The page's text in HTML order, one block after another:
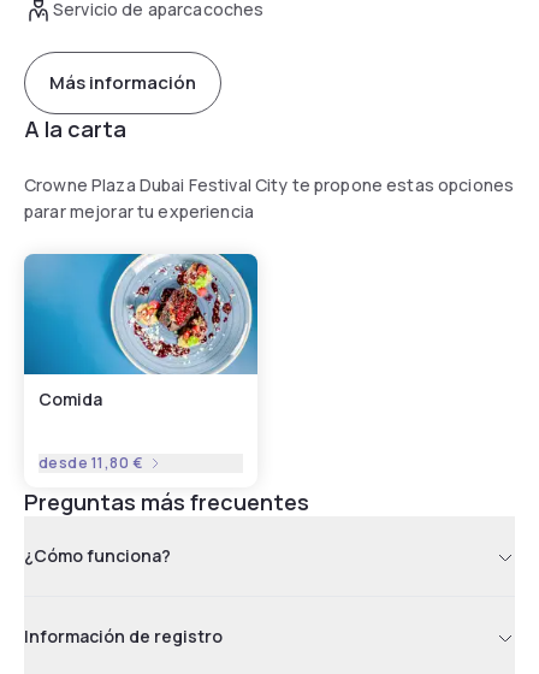
Servicio de aparcacoches
Más información
A la carta
Crowne Plaza Dubai Festival City te propone estas opciones
parar mejorar tu experiencia
Comida
desde 11,80 €
Preguntas más frecuentes
¿Cómo funciona?
Información de registro